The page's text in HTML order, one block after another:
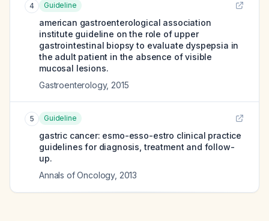
4 Guideline
american gastroenterological association
institute guideline on the role of upper
gastrointestinal biopsy to evaluate dyspepsia in
the adult patient in the absence of visible
mucosal lesions.
Gastroenterology, 2015
5 Guideline
gastric cancer: esmo-esso-estro clinical practice
guidelines for diagnosis, treatment and follow-
up.
Annals of Oncology, 2013